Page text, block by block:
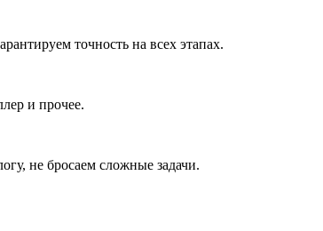
точность на всех этапах.
и прочее.
не бросаем сложные задачи.